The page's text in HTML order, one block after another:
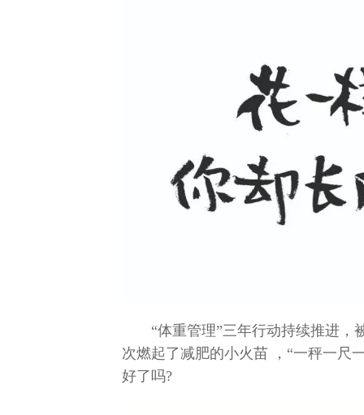
“体重管理”三年行动持续推进，
次燃起了减肥的小火苗 ，“一秤一尺
好了吗?